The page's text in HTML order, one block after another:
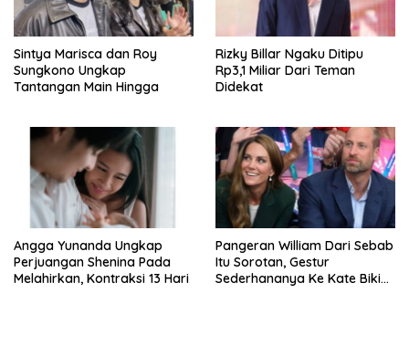
Sintya Marisca dan Roy
Sungkono Ungkap
Tantangan Main Hingga
Rizky Billar Ngaku Ditipu
Rp3,1 Miliar Dari Teman
Didekat
Angga Yunanda Ungkap
Perjuangan Shenina Pada
Melahirkan, Kontraksi 13 Hari
Pangeran William Dari Sebab
Itu Sorotan, Gestur
Sederhananya Ke Kate Bikin